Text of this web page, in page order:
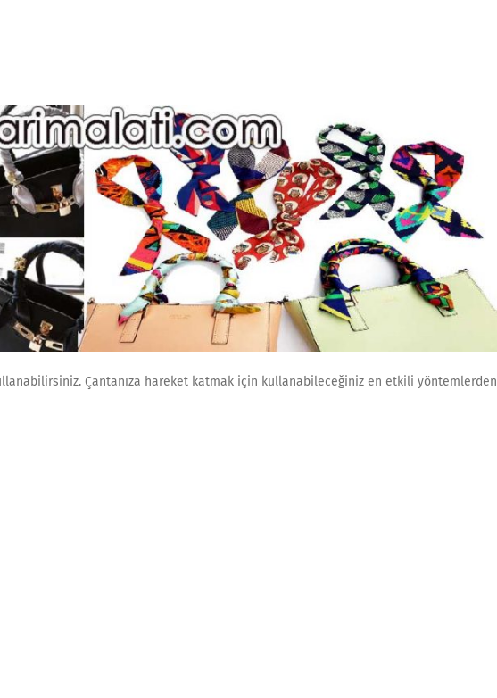
Çantanıza hareket katmak için kullanabileceğiniz en etkili yöntemlerden